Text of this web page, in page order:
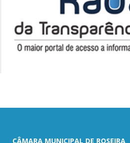
CÂMARA MUNICIPAL DE ROSEIRA